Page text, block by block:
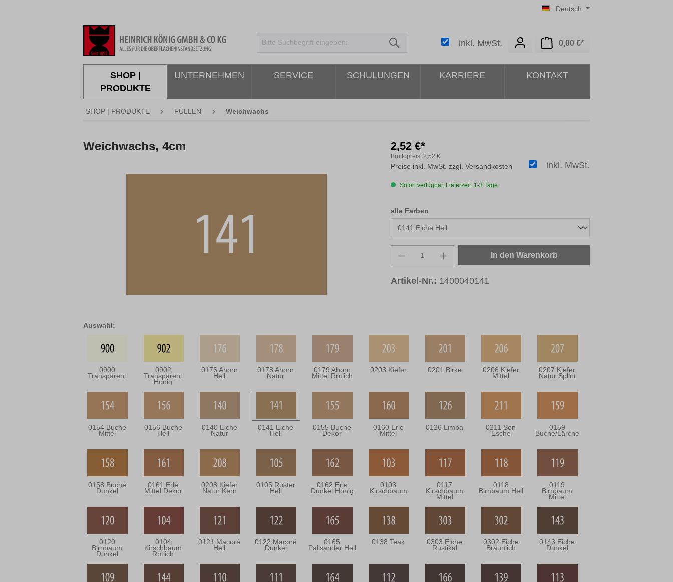
Deutsch
inkl. MwSt. 0,00 €*Warenkorb enthält 0
SHOP |
PRODUKTE
UNTERNEHMEN SERVICE SCHULUNGEN KARRIERE KONTAKT
SHOP | PRODUKTE FÜLLEN Weichwachs
Weichwachs, 4cm
Auswahl:
0900
Transparent
0902
Transparent
Honig
0176 Ahorn
Hell
0178 Ahorn
Natur
0179 Ahorn
Mittel Rötlich
0203 Kiefer 0201 Birke 0206 Kiefer
Mittel
0207 Kiefer
Natur Splint
0154 Buche
Mittel
0156 Buche
Hell
0140 Eiche
Natur
0141 Eiche
Hell
0155 Buche
Dekor
0160 Erle
Mittel
0126 Limba 0211 Sen
Esche
0159
Buche/Lärche
0158 Buche
Dunkel
0161 Erle
Mittel Dekor
0208 Kiefer
Natur Kern
0105 Rüster
Hell
0162 Erle
Dunkel Honig
0103
Kirschbaum
0117
Kirschbaum
Mittel
0118
Birnbaum Hell
0119
Birnbaum
Mittel
0120
Birnbaum
Dunkel
0104
Kirschbaum
Rötlich
0121 Macoré
Hell
0122 Macoré
Dunkel
0165
Palisander Hell
0138 Teak 0303 Eiche
Rustikal
0302 Eiche
Bräunlich
0143 Eiche
Dunkel
2,52 €*
Bruttopreis: 2,52 €
inkl. MwSt.
Preise inkl. MwSt. zzgl. Versandkosten
Sofort verfügbar, Lieferzeit: 1-3 Tage
alle Farbenauswählen
Produkt Anzahl: Gib den gewünschten Wert ein
In den Warenkorb
Artikel-Nr.: 1400040141